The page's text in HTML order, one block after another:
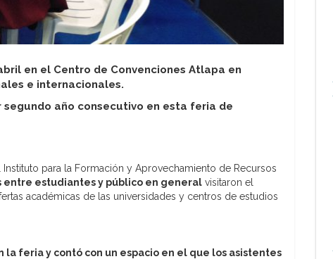
en el Centro de Convenciones Atlapa en
e internacionales.
segundo año consecutivo en esta feria de
Instituto para la Formación y Aprovechamiento de Recursos
entre estudiantes y público en general visitaron el
académicas de las universidades y centros de estudios
la feria y contó con un espacio en el que los asistentes